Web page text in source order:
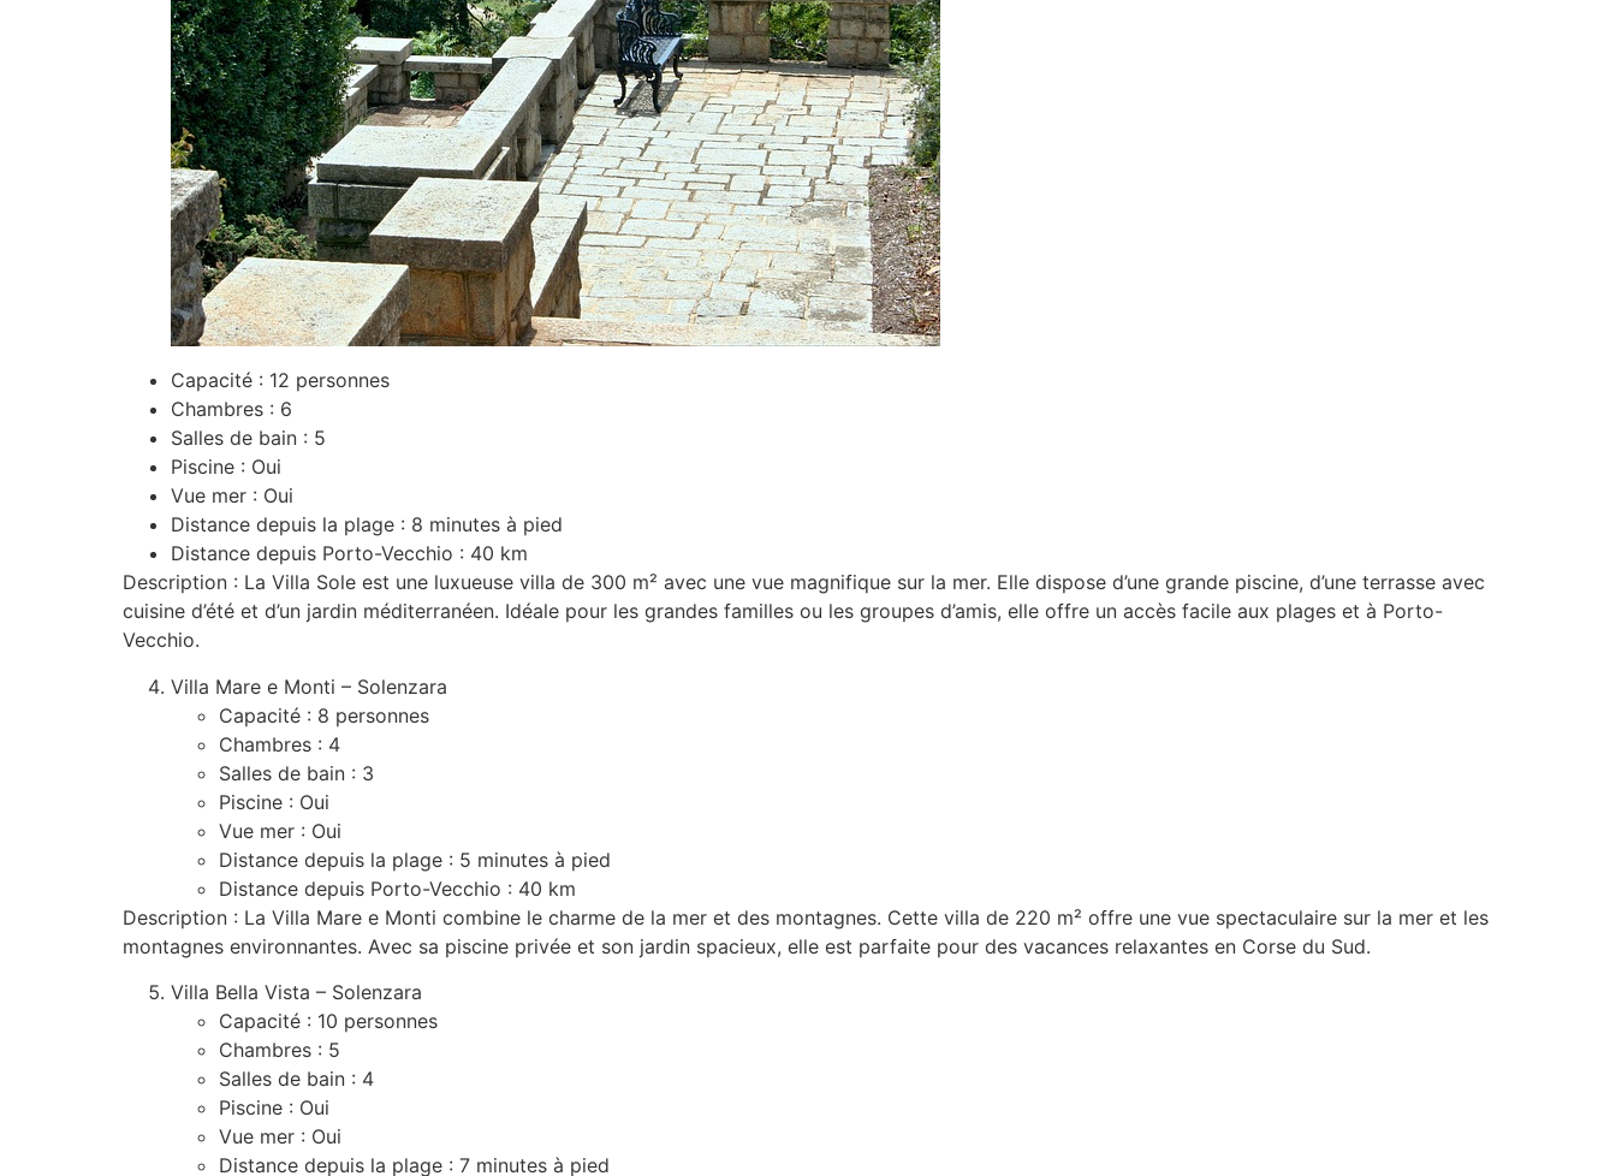
Capacité : 12 personnes
Chambres : 6
Salles de bain : 5
Piscine : Oui
Vue mer : Oui
Distance depuis la plage : 8 minutes à pied
Distance depuis Porto-Vecchio : 40 km
Description : La Villa Sole est une luxueuse villa de 300 m² avec une vue magnifique sur la mer. Elle dispose d’une grande piscine, d’une terrasse avec
cuisine d’été et d’un jardin méditerranéen. Idéale pour les grandes familles ou les groupes d’amis, elle offre un accès facile aux plages et à Porto-
Vecchio.
Villa Mare e Monti – Solenzara
Capacité : 8 personnes
Chambres : 4
Salles de bain : 3
Piscine : Oui
Vue mer : Oui
Distance depuis la plage : 5 minutes à pied
Distance depuis Porto-Vecchio : 40 km
Description : La Villa Mare e Monti combine le charme de la mer et des montagnes. Cette villa de 220 m² offre une vue spectaculaire sur la mer et les
montagnes environnantes. Avec sa piscine privée et son jardin spacieux, elle est parfaite pour des vacances relaxantes en Corse du Sud.
Villa Bella Vista – Solenzara
Capacité : 10 personnes
Chambres : 5
Salles de bain : 4
Piscine : Oui
Vue mer : Oui
Distance depuis la plage : 7 minutes à pied